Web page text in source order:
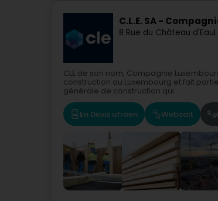
C.L.E. SA -
8 Rue du Château d'Eau
CLE de son nom, Compagnie
construction au Luxembourg et fait
générale de construction qui...
En Devis ufroen Websäit